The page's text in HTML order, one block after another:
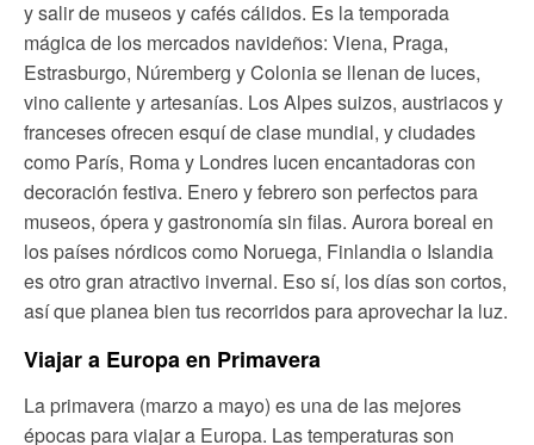
y salir de museos y cafés cálidos. Es la temporada
mágica de los mercados navideños: Viena, Praga,
Estrasburgo, Núremberg y Colonia se llenan de luces,
vino caliente y artesanías. Los Alpes suizos, austriacos y
franceses ofrecen esquí de clase mundial, y ciudades
como París, Roma y Londres lucen encantadoras con
decoración festiva. Enero y febrero son perfectos para
museos, ópera y gastronomía sin filas. Aurora boreal en
los países nórdicos como Noruega, Finlandia o Islandia
es otro gran atractivo invernal. Eso sí, los días son cortos,
así que planea bien tus recorridos para aprovechar la luz.
Viajar a Europa en Primavera
La primavera (marzo a mayo) es una de las mejores
épocas para viajar a Europa. Las temperaturas son